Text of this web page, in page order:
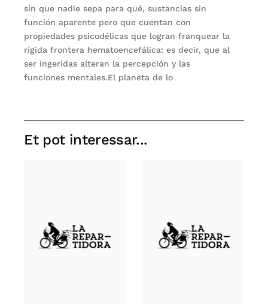
sin que nadie sepa para qué, sustancias sin
función aparente pero que cuentan con
propiedades psicodélicas que logran franquear la
rígida frontera hematoencefálica: es decir, que al
ser ingeridas alteran la percepción y las
funciones mentales.El planeta de lo
Et pot interessar...